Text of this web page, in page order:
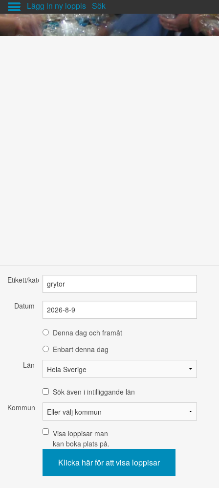
Lägg in ny loppis Sök
Etikett/kategori
Datum
Denna dag och framåt
Enbart denna dag
Län
Sök även i intilliggande län
Kommun
Visa loppisar man
kan boka plats på.